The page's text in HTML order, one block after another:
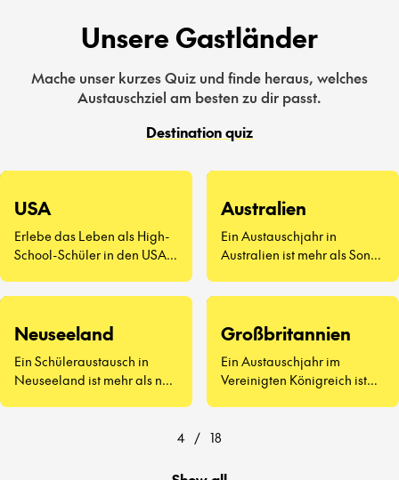
Unsere Gastländer
Mache unser kurzes Quiz und finde heraus, welches
Austauschziel am besten zu dir passt.
Destination quiz
USA
Erlebe das Leben als High-
School-Schüler in den USA –
Australien
Ein Austauschjahr in
Australien ist mehr als Sonne
zu probieren (ja, wirklich)
Schulalltag auf der anderen
Seite der Welt anfühlt.
Neuseeland
Ein Schüleraustausch in
Neuseeland ist mehr als nur
Großbritannien
Ein Austauschjahr im
Vereinigten Königreich ist
4 / 18